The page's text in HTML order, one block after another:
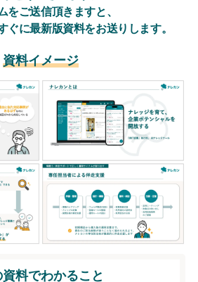
をご送信頂きますと、
ぐに最新版資料をお送りします。
資料イメージ
資料でわかること